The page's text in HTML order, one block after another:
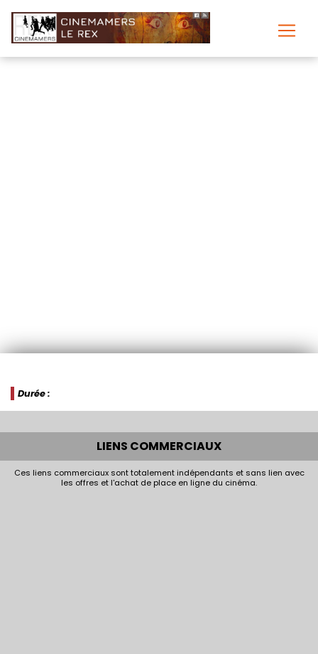
Durée :
LIENS COMMERCIAUX
Ces liens commerciaux sont totalement indépendants et sans lien avec
les offres et l'achat de place en ligne du cinéma.